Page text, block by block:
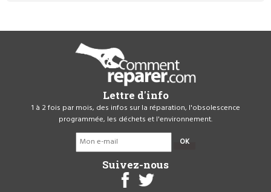
Lettre d'info
1 à 2 fois par mois, des infos sur la réparation, l'obsolescence
programmée, les déchets et l'environnement.
OK
Suivez-nous